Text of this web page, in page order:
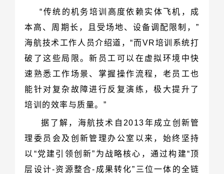
培训的效率与质量。”